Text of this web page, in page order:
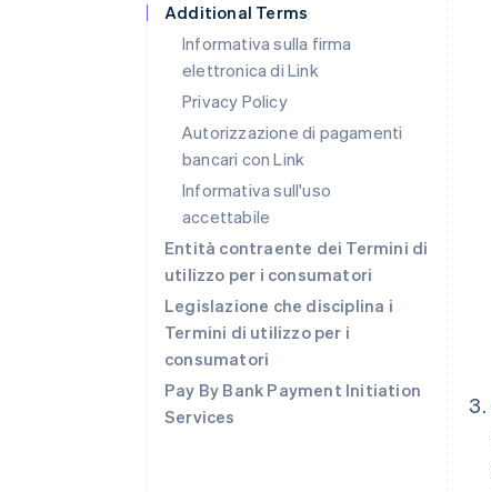
Additional Terms
Informativa sulla firma
elettronica di Link
Privacy Policy
Autorizzazione di pagamenti
bancari con Link
Informativa sull'uso
accettabile
Entità contraente dei Termini di
utilizzo per i consumatori
Legislazione che disciplina i
Termini di utilizzo per i
consumatori
Pay By Bank Payment Initiation
Services